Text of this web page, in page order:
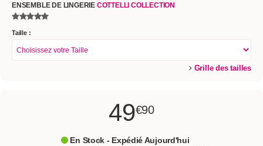
ENSEMBLE DE LINGERIE COTTELLI COLLECTION
Taille :
Grille des tailles
49€90
En Stock - Expédié Aujourd'hui